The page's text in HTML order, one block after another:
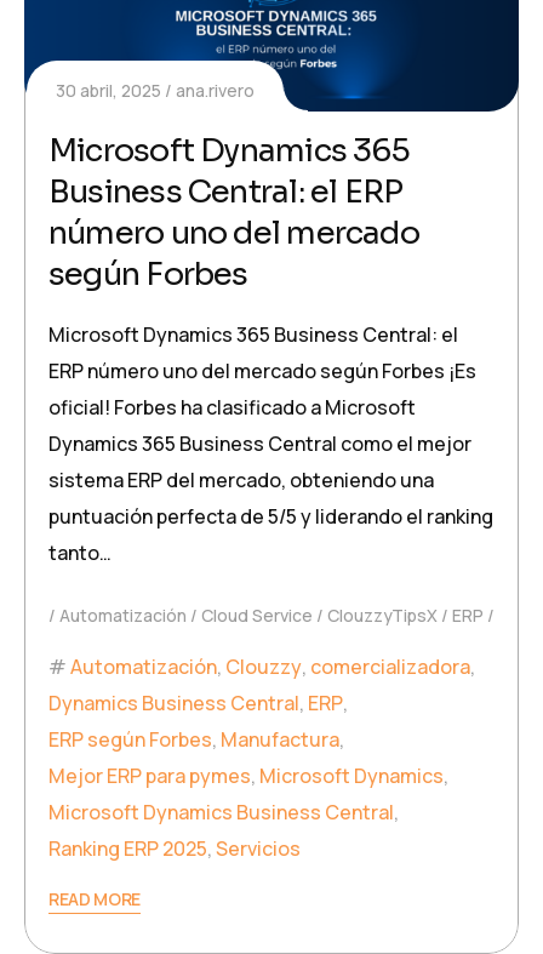
30 abril, 2025 ana.rivero
Microsoft Dynamics 365
Business Central: el ERP
número uno del mercado
según Forbes
Microsoft Dynamics 365 Business Central: el
ERP número uno del mercado según Forbes ¡Es
oficial! Forbes ha clasificado a Microsoft
Dynamics 365 Business Central como el mejor
sistema ERP del mercado, obteniendo una
puntuación perfecta de 5/5 y liderando el ranking
tanto…
Automatización Cloud Service ClouzzyTipsX ERP
Automatización, Clouzzy, comercializadora,
Dynamics Business Central, ERP,
ERP según Forbes, Manufactura,
Mejor ERP para pymes, Microsoft Dynamics,
Microsoft Dynamics Business Central,
Ranking ERP 2025,Servicios
READ MORE